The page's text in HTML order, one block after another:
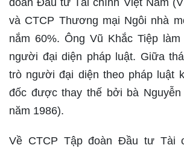
đoàn Đầu tư Tài chính Việt Nam
và CTCP Thương mại Ngôi nhà
nắm 60%. Ông Vũ Khắc Tiệp
người đại diện pháp luật. Giữa
trò người đại diện theo pháp luật
đốc được thay thế bởi bà Nguyễn
năm 1986).
Về CTCP Tập đoàn Đầu tư Tài